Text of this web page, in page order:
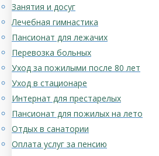
Занятия и досуг
Лечебная гимнастика
Пансионат для лежачих
Перевозка больных
Уход за пожилыми после 80 лет
Уход в стационаре
Интернат для престарелых
Пансионат для пожилых на лето
Отдых в санатории
Оплата услуг за пенсию